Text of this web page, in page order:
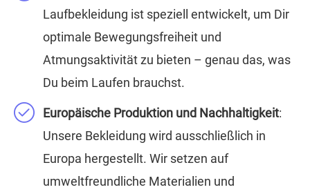
Laufbekleidung ist speziell entwickelt, um Dir
optimale Bewegungsfreiheit und
Atmungsaktivität zu bieten – genau das, was
Du beim Laufen brauchst.
Europäische Produktion und Nachhaltigkeit:
Unsere Bekleidung wird ausschließlich in
Europa hergestellt. Wir setzen auf
umweltfreundliche Materialien und